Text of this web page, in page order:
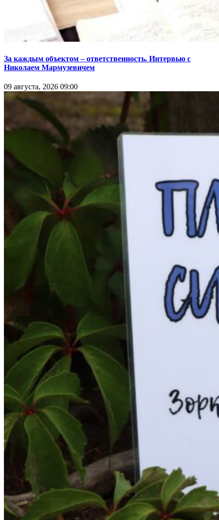
За каждым объектом – ответственность. Интервью с
Николаем Мармузевичем
09 августа, 2026 09:00